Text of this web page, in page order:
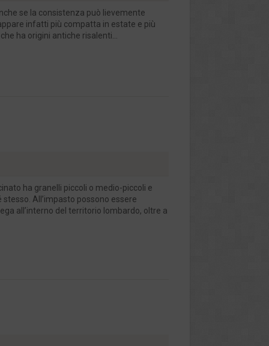
se la consistenza può lievemente
infatti più compatta in estate e più
ha origini antiche risalenti...
ha granelli piccoli o medio-piccoli e
All’impasto possono essere
all’interno del territorio lombardo, oltre a